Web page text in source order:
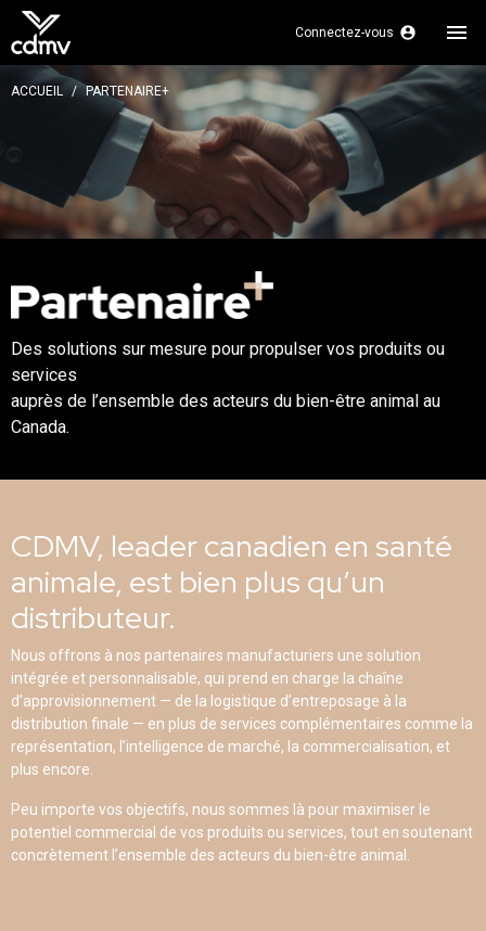
Connectez-vous account_circle menu
ACCUEIL PARTENAIRE+
Des solutions sur mesure pour propulser vos produits ou
services
auprès de l’ensemble des acteurs du bien-être animal au
Canada.
CDMV, leader canadien en santé
animale, est bien plus qu’un
distributeur.
Nous offrons à nos partenaires manufacturiers une solution
intégrée et personnalisable, qui prend en charge la chaîne
d’approvisionnement — de la logistique d’entreposage à la
distribution finale — en plus de services complémentaires comme la
représentation, l’intelligence de marché, la commercialisation, et
plus encore.
Peu importe vos objectifs, nous sommes là pour maximiser le
potentiel commercial de vos produits ou services, tout en soutenant
concrètement l’ensemble des acteurs du bien-être animal.